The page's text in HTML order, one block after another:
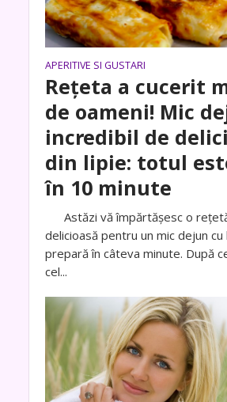
APERITIVE SI GUSTARI
Rețeta a cucerit
de oameni! Mic
incredibil de
din lipie: totul
în 10 minute
Astăzi vă împărtășesc o
delicioasă pentru un mic dejun cu
prepară în câteva minute. După
cel...